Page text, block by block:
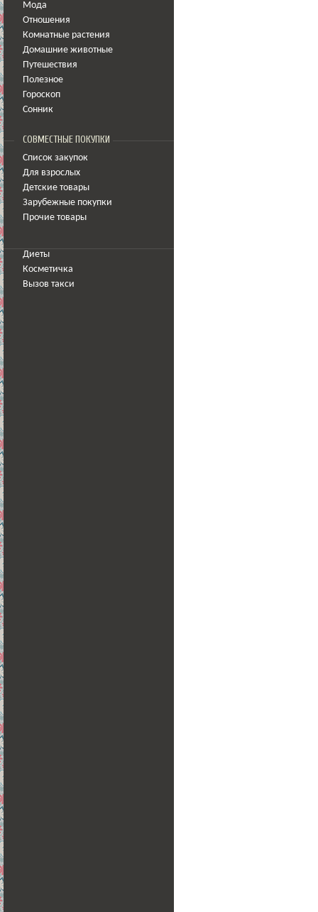
Мода
Отношения
Комнатные растения
Домашние животные
Путешествия
Полезное
Гороскоп
Сонник
СОВМЕСТНЫЕ ПОКУПКИ
Список закупок
Для взрослых
Детские товары
Зарубежные покупки
Прочие товары
Диеты
Косметичка
Вызов такси